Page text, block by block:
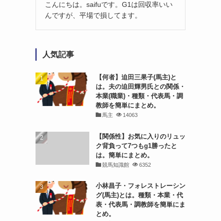
こんにちは。saifuです。G1は回収率いい
んですが、平場で損してます。
人気記事
【何者】迫田三果子(馬主)と
は。夫の迫田輝男氏との関係・
本業(職業)・種類・代表馬・調
教師を簡単にまとめ。
馬主 14063
【関係性】お気に入りのリュッ
ク背負って7つもg1勝ったと
は。簡単にまとめ。
競馬知識館 6352
小林昌子・フォレストレーシン
グ(馬主)とは。種類・本業・代
表・代表馬・調教師を簡単にま
とめ。